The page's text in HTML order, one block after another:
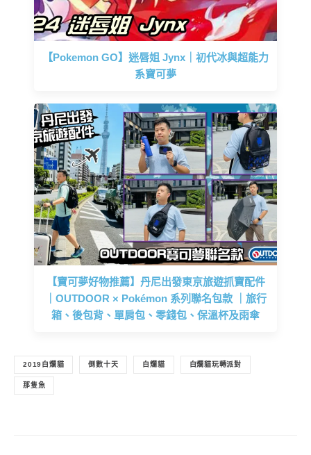
【Pokemon GO】迷唇姐 Jynx｜初代冰與超能力
系寶可夢
【寶可夢好物推薦】丹尼出發東京旅遊抓寶配件
｜OUTDOOR × Pokémon 系列聯名包款 ｜旅行
箱、後包背、單肩包、零錢包、保溫杯及雨傘
2019白爛貓 倒數十天 白爛貓 白爛貓玩轉派對
那隻魚